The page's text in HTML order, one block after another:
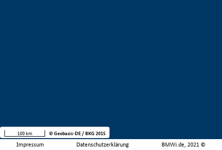
Impressum Datenschutzerklärung BMWi.de, 2021 ©
100 km © Geobasis-DE / BKG 2015